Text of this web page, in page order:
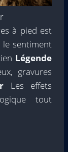
à pied est
le sentiment
Légende
gravures
Les effets
tout